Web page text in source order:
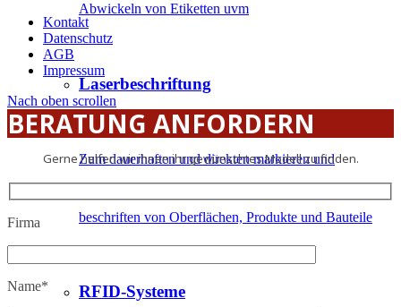
Abwickeln von Etiketten uvm
Laserbeschriftung
Zum dauerhaften und direkten markieren und
beschriften von Oberflächen, Produkte und Bauteile
RFID-Systeme
Kontakt
Datenschutz
AGB
Impressum
Nach oben scrollen
BERATUNG ANFORDERN
Gerne helfen wir ihnen ihr gewünschtes Modell zu finden.
Firma
Name*